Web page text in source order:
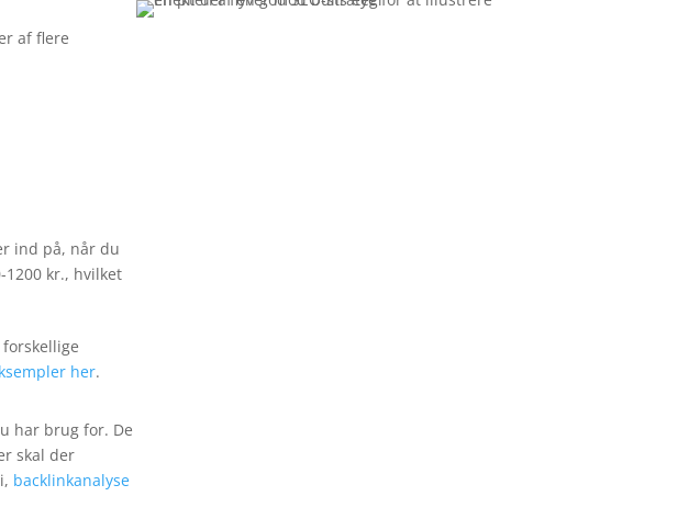
af flere
ind på, når du
kr., hvilket
her.
har brug for. De
skal der
backlinkanalyse